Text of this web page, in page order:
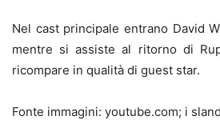
Nel cast principale entrano David
mentre si assiste al ritorno di
ricompare in qualità di guest star.
Fonte immagini: youtube.com; i